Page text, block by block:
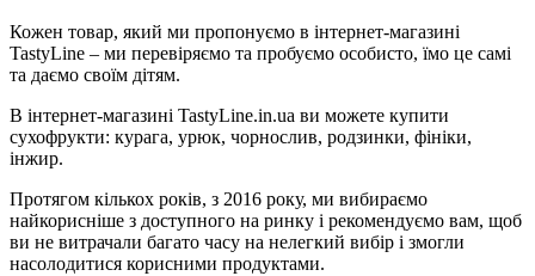
Кожен товар, який ми пропонуємо в інтернет-магазині
TastyLine – ми перевіряємо та пробуємо особисто, їмо це самі
та даємо своїм дітям.
В інтернет-магазині TastyLine.in.ua ви можете купити
сухофрукти: курага, урюк, чорнослив, родзинки, фініки,
інжир.
Протягом кількох років, з 2016 року, ми вибираємо
найкорисніше з доступного на ринку і рекомендуємо вам, щоб
ви не витрачали багато часу на нелегкий вибір і змогли
насолодитися корисними продуктами.